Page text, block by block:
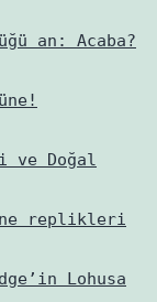
an: Acaba?
ve Doğal
replikleri
Lohusa